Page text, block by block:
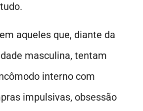
aqueles que, diante da
masculina, tentam
interno com
impulsivas, obsessão